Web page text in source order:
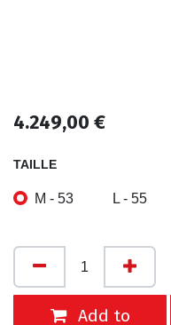
4.249,00 €
TAILLE
M - 53 L - 55
Add to